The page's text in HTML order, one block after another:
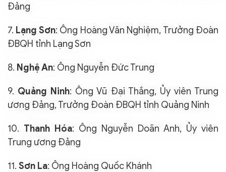
Đảng
7. Lạng Sơn: Ông Hoàng Văn Nghiệm, Trưởng Đoàn
ĐBQH tỉnh Lạng Sơn
8. Nghệ An: Ông Nguyễn Đức Trung
9. Quảng Ninh: Ông Vũ Đại Thắng, Ủy viên Trung
ương Đảng, Trưởng Đoàn ĐBQH tỉnh Quảng Ninh
10. Thanh Hóa: Ông Nguyễn Doãn Anh, Ủy viên
Trung ương Đảng
11. Sơn La: Ông Hoàng Quốc Khánh